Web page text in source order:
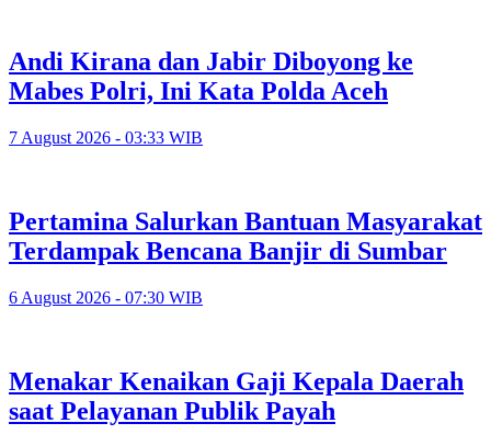
Andi Kirana dan Jabir Diboyong ke
Mabes Polri, Ini Kata Polda Aceh
7 August 2026 - 03:33 WIB
Pertamina Salurkan Bantuan Masyarakat
Terdampak Bencana Banjir di Sumbar
6 August 2026 - 07:30 WIB
Menakar Kenaikan Gaji Kepala Daerah
saat Pelayanan Publik Payah